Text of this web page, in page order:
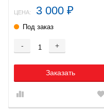
ЦЕНА: 3 000 ₽
Под заказ
- +
Заказать